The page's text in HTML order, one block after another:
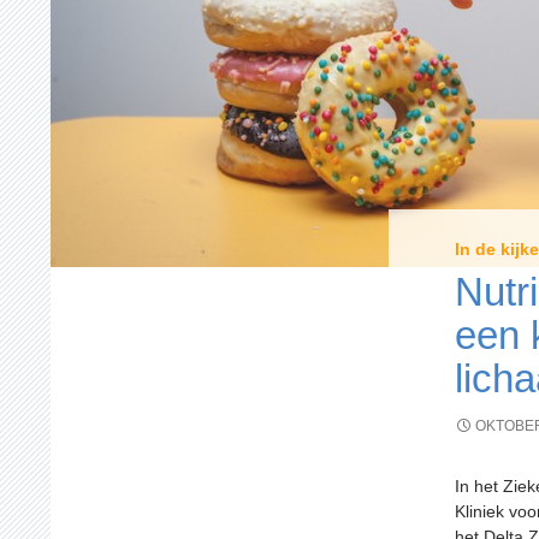
In de
een
In het
Kliniek